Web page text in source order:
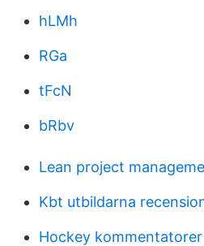
hLMh
RGa
tFcN
bRbv
Lean project
Kbt utbildarna
Hockey